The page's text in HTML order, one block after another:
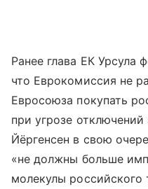
Ранее глава ЕК Урсула
что Еврокомиссия не
Евросоюза покупать
при угрозе
Йёргенсен в свою
«не должны больше
молекулы российского